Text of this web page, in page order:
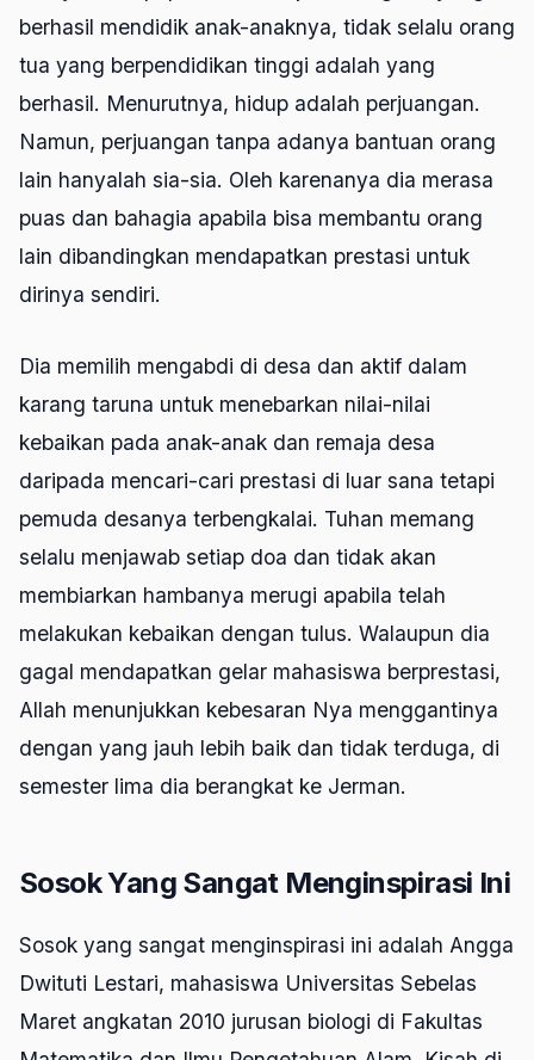
berhasil mendidik anak-anaknya, tidak selalu orang
tua yang berpendidikan tinggi adalah yang
berhasil. Menurutnya, hidup adalah perjuangan.
Namun, perjuangan tanpa adanya bantuan orang
lain hanyalah sia-sia. Oleh karenanya dia merasa
puas dan bahagia apabila bisa membantu orang
lain dibandingkan mendapatkan prestasi untuk
dirinya sendiri.
Dia memilih mengabdi di desa dan aktif dalam
karang taruna untuk menebarkan nilai-nilai
kebaikan pada anak-anak dan remaja desa
daripada mencari-cari prestasi di luar sana tetapi
pemuda desanya terbengkalai. Tuhan memang
selalu menjawab setiap doa dan tidak akan
membiarkan hambanya merugi apabila telah
melakukan kebaikan dengan tulus. Walaupun dia
gagal mendapatkan gelar mahasiswa berprestasi,
Allah menunjukkan kebesaran Nya menggantinya
dengan yang jauh lebih baik dan tidak terduga, di
semester lima dia berangkat ke Jerman.
Sosok Yang Sangat Menginspirasi Ini
Sosok yang sangat menginspirasi ini adalah Angga
Dwituti Lestari, mahasiswa Universitas Sebelas
Maret angkatan 2010 jurusan biologi di Fakultas